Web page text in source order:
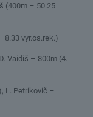
– 50.25
vyr.os.rek.)
– 800m (4.
–